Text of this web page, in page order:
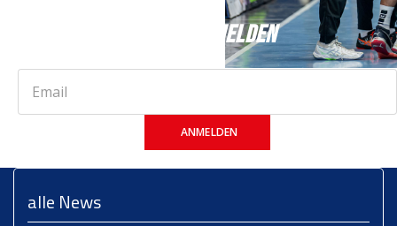
JETZT ANMELDEN
ANMELDEN
alle News